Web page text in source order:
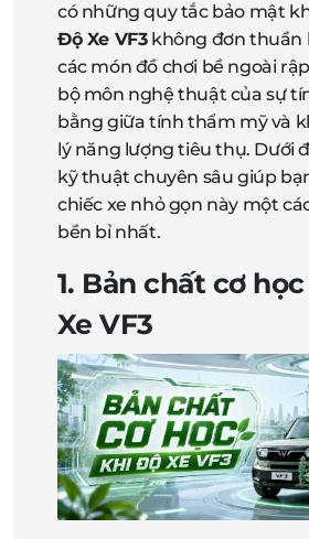
có những quy tắc bảo mật
Độ Xe VF3không đơn thuần
các món đồ chơi bề ngoài
bộ môn nghệ thuật của sự
bằng giữa tính thẩm mỹ và
lý năng lượng tiêu thụ. Dưới
kỹ thuật chuyên sâu giúp
chiếc xe nhỏ gọn này một
bền bỉ nhất.
1. Bản chất cơ
Xe VF3